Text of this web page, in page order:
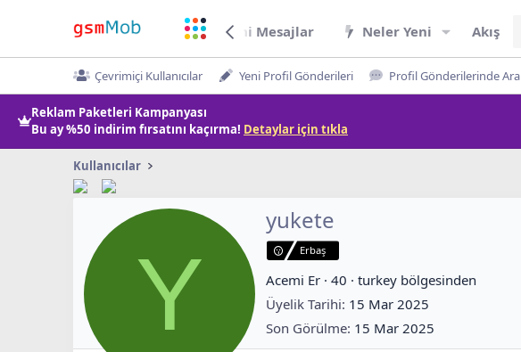
Forumlar Yeni Mesajlar Neler Yeni Akış
Çevrimiçi Kullanıcılar Yeni Profil Gönderileri Profil Gönderilerinde Ara
Reklam Paketleri Kampanyası
Bu ay%50 indirim fırsatını kaçırma! Detaylar için tıkla
Kullanıcılar
Y
yukete
Erbaş
Acemi Er · 40 · turkey bölgesinden
Üyelik Tarihi 15 Mar 2025
Son Görülme 15 Mar 2025